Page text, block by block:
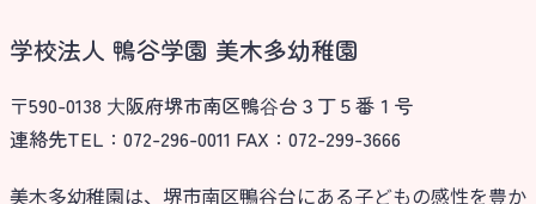
学校法人 鴨谷学園 美木多幼稚園
〒590-0138 ⼤阪府堺市南区鴨⾕台３丁５番１号
連絡先TEL：072-296-0011 FAX：072-299-3666
美木多幼稚園は、堺市南区鴨谷台にある子どもの感性を豊か